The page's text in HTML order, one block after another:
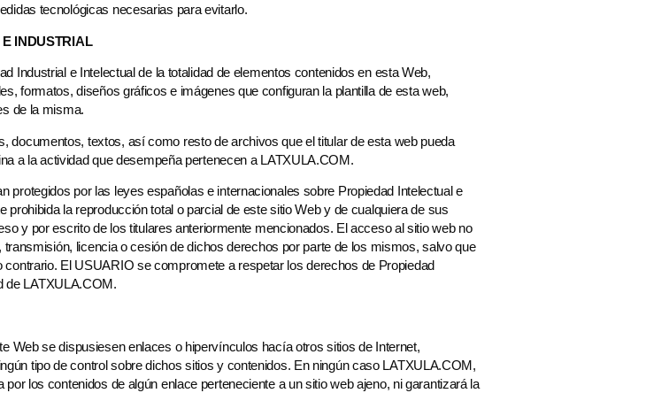
tecnológicas necesarias para evitarlo.
INDUSTRIAL
Industrial e Intelectual de la totalidad de elementos contenidos en esta Web,
formatos, diseños gráficos e imágenes que configuran la plantilla de esta web,
de la misma.
documentos, textos, así como resto de archivos que el titular de esta web pueda
a la actividad que desempeña pertenecen a LATXULA.COM.
protegidos por las leyes españolas e internacionales sobre Propiedad Intelectual e
prohibida la reproducción total o parcial de este sitio Web y de cualquiera de sus
y por escrito de los titulares anteriormente mencionados. El acceso al sitio web no
transmisión, licencia o cesión de dichos derechos por parte de los mismos, salvo que
El USUARIO se compromete a respetar los derechos de Propiedad
de LATXULA.COM.
Web se dispusiesen enlaces o hipervínculos hacía otros sitios de Internet,
tipo de control sobre dichos sitios y contenidos. En ningún caso LATXULA.COM,
por los contenidos de algún enlace perteneciente a un sitio web ajeno, ni garantizará la